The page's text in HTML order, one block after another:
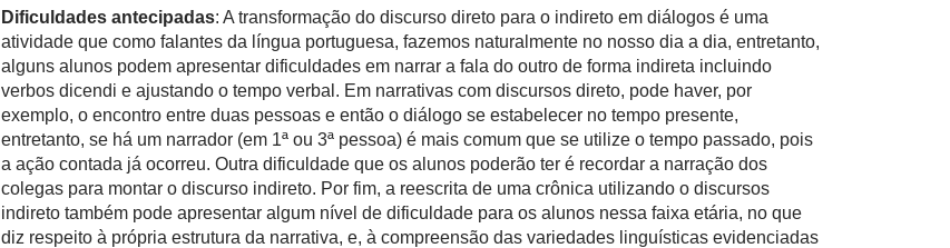
Dificuldades antecipadas: A transformação do discurso direto para o indireto em diálogos é uma
atividade que como falantes da língua portuguesa, fazemos naturalmente no nosso dia a dia, entretanto,
alguns alunos podem apresentar dificuldades em narrar a fala do outro de forma indireta incluindo
verbos dicendi e ajustando o tempo verbal. Em narrativas com discursos direto, pode haver, por
exemplo, o encontro entre duas pessoas e então o diálogo se estabelecer no tempo presente,
entretanto, se há um narrador (em 1ª ou 3ª pessoa) é mais comum que se utilize o tempo passado, pois
a ação contada já ocorreu. Outra dificuldade que os alunos poderão ter é recordar a narração dos
colegas para montar o discurso indireto. Por fim, a reescrita de uma crônica utilizando o discursos
indireto também pode apresentar algum nível de dificuldade para os alunos nessa faixa etária, no que
diz respeito à própria estrutura da narrativa, e, à compreensão das variedades linguísticas evidenciadas